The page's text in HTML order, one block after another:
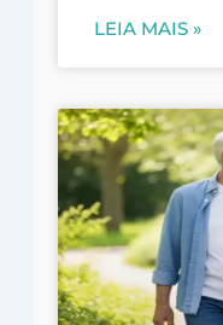
LEIA MAIS »